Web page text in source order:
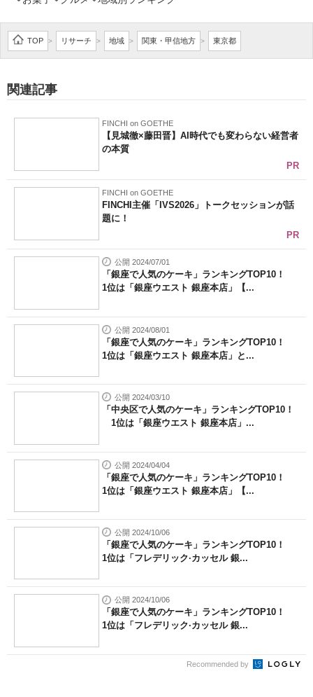
電子設計の基本と応用
エネルギーの専門メディア
建設×テクノロジーの最前線
ちょっと気になるネットの話題
TOP > リサーチ > 地域 > 関東・甲信地方 > 東京都
関連記事
FINCHI on GOETHE
【見城徹×藤田晋】AI時代でも変わらない経営者
の本質
PR
FINCHI on GOETHE
FINCHI主催「IVS2026」トークセッションが話
題に！
PR
公開 2024/07/01
「銀座で人気のケーキ」ランキングTOP10！
1位は「銀座ウエスト 銀座本店」【...
公開 2024/08/01
「銀座で人気のケーキ」ランキングTOP10！
1位は「銀座ウエスト 銀座本店」と...
公開 2024/03/10
「中央区で人気のケーキ」ランキングTOP10！
1位は「銀座ウエスト 銀座本店」...
公開 2024/04/04
「銀座で人気のケーキ」ランキングTOP10！
1位は「銀座ウエスト 銀座本店」【...
公開 2024/10/06
「銀座で人気のケーキ」ランキングTOP10！
1位は「フレデリック·カッセル 銀...
公開 2024/10/06
「銀座で人気のケーキ」ランキングTOP10！
1位は「フレデリック·カッセル 銀...
Recommended by